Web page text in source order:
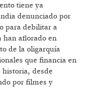
tiene ya
denunciado por
para debilitar a
han aflorado en
de la oligarquía
que financia en
desde
por filmes y